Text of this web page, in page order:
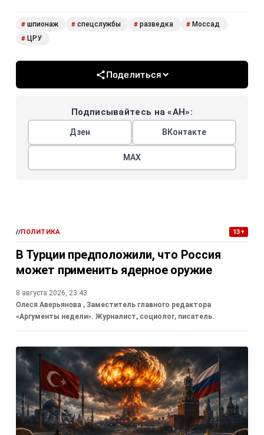
# шпионаж # спецслужбы # разведка # Моссад
# ЦРУ
Поделиться
Подписывайтесь на «АН»:
Дзен ВКонтакте
МАХ
//ПОЛИТИКА 13+
В Турции предположили, что Россия
может применить ядерное оружие
8 августа 2026, 23:43
Олеся Аверьянова , Заместитель главного редактора
«Аргументы недели». Журналист, социолог, писатель.